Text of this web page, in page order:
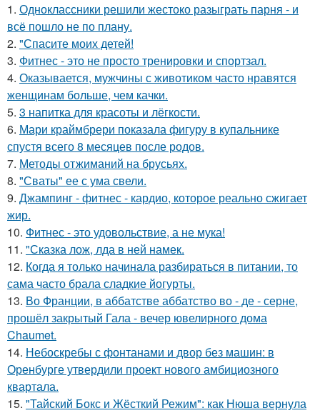
1. Одноклассники решили жестоко разыграть парня - и
всё пошло не по плану.
2. "Спасите моих детей!
3. Фитнес - это не просто тренировки и спортзал.
4. Оказывается, мужчины с животиком часто нравятся
женщинам больше, чем качки.
5. 3 напитка для красоты и лёгкости.
6. Мари краймбрери показала фигуру в купальнике
спустя всего 8 месяцев после родов.
7. Методы отжиманий на брусьях.
8. "Сваты" ее с ума свели.
9. Джампинг - фитнес - кардио, которое реально сжигает
жир.
10. Фитнес - это удовольствие, а не мука!
11. "Сказка лож, лда в ней намек.
12. Когда я только начинала разбираться в питании, то
сама часто брала сладкие йогурты.
13. Во Франции, в аббатстве аббатство во - де - серне,
прошёл закрытый Гала - вечер ювелирного дома
Chaumet.
14. Небоскребы с фонтанами и двор без машин: в
Оренбурге утвердили проект нового амбициозного
квартала.
15. "Тайский Бокс и Жёсткий Режим": как Нюша вернула